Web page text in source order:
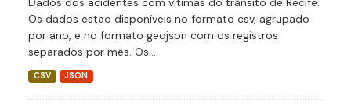
Os dados estão disponíveis no formato csv, agrupado
por ano, e no formato geojson com os registros
separados por mês. Os...
CSV JSON